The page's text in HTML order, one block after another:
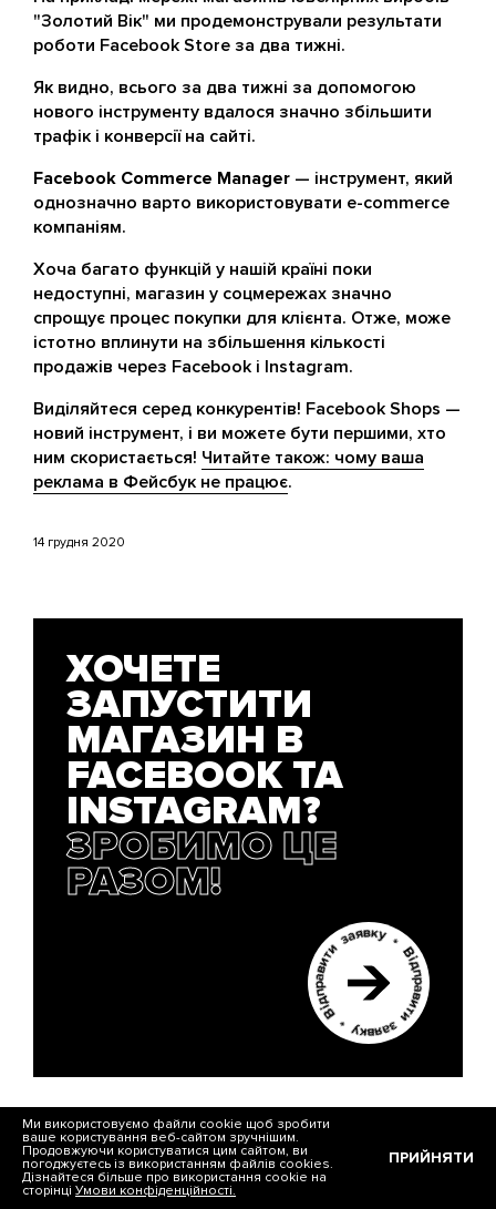
Ми використовуємо файли cookie щоб зробити
ваше користування веб-сайтом зручнішим.
Продовжуючи користуватися цим сайтом, ви
погоджуєтесь із використанням файлів cookies.
Дізнайтеся більше про використання cookie на
сторінці Умови конфіденційності.
ПРИЙНЯТИ
"Золотий Вік" ми продемонстрували результати
роботи Facebook Store за два тижні.
Як видно, всього за два тижні за допомогою
нового інструменту вдалося значно збільшити
трафік і конверсії на сайті.
Facebook Commerce Manager — інструмент, який
однозначно варто використовувати e-commerce
компаніям.
Хоча багато функцій у нашій країні поки
недоступні, магазин у соцмережах значно
спрощує процес покупки для клієнта. Отже, може
істотно вплинути на збільшення кількості
продажів через Facebook і Instagram.
Виділяйтеся серед конкурентів! Facebook Shops —
новий інструмент, і ви можете бути першими, хто
ним скористається! Читайте також: чому ваша
реклама в Фейсбук не працює.
14 грудня 2020
ХОЧЕТЕ
ЗАПУСТИТИ
МАГАЗИН В
FACEBOOK ТА
INSTAGRAM?
ЗРОБИМО ЦЕ
РАЗОМ!
5 / 5 (8 голосів)